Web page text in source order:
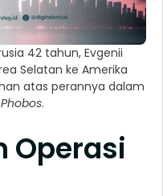
42 tahun, Evgenii
Selatan ke Amerika
atas perannya dalam
.
Operasi